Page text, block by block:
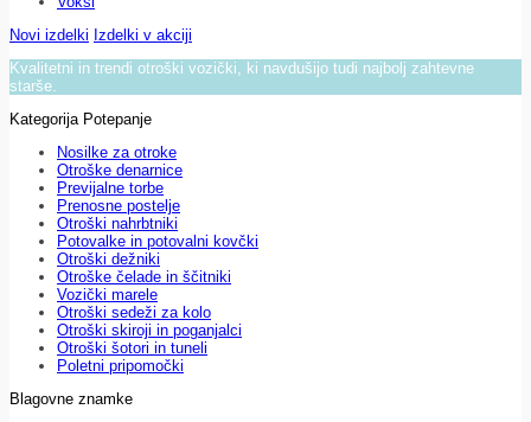
Novi izdelki Izdelki v akciji
Kvalitetni in trendi otroški vozički, ki navdušijo tudi najbolj zahtevne
starše.
Kategorija Potepanje
Nosilke za otroke
Otroške denarnice
Previjalne torbe
Prenosne postelje
Otroški nahrbtniki
Potovalke in potovalni kovčki
Otroški dežniki
Otroške čelade in ščitniki
Vozički marele
Otroški sedeži za kolo
Otroški skiroji in poganjalci
Otroški šotori in tuneli
Poletni pripomočki
Blagovne znamke